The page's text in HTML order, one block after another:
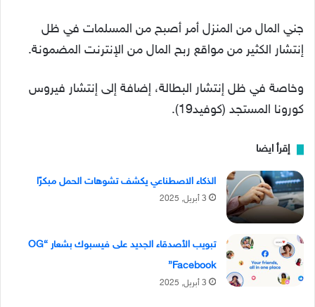
جني المال من المنزل أمر أصبح من المسلمات في ظل
إنتشار الكثير من مواقع ربح المال من الإنترنت المضمونة.
وخاصة في ظل إنتشار البطالة، إضافة إلى إنتشار فيروس
كورونا المستجد (كوفيد19).
إقرأ ايضا
الذكاء الاصطناعي يكشف تشوهات الحمل مبكرًا
3 أبريل, 2025
تبويب الأصدقاء الجديد على فيسبوك بشعار “OG
Facebook”
3 أبريل, 2025